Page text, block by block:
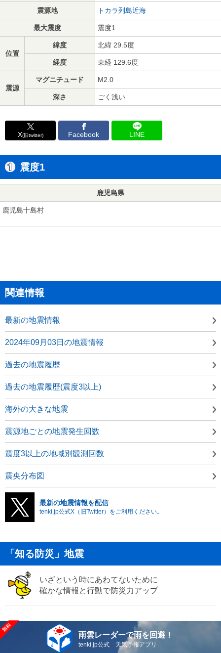
震源地 トカラ列島近海
最大震度 震度1
位置
緯度 北緯 29.5度
経度 東経 129.6度
震源
マグニチュード M2.0
深さ ごく浅い
X(旧twitter) Facebook LINE
震度1
鹿児島県
鹿児島十島村
関連情報
最新の地震情報
2024年09月03日の地震情報
過去の地震履歴
過去の地震履歴(震度3以上)
海外の大きな地震
震源地ごとの地震発生回数
震度3以上の地域別観測回数
震央分布図
最新の地震情報を配信
tenki.jp公式X（旧Twitter）をご利用ください。
「知る防災」地震
いざという時にあわてないために
確かな情報と行動で防災力アップ
雨雲レーダーで雨を回避！
tenki.jp公式 天気予報アプリ